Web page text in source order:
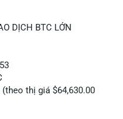
DỊCH BTC LỚN
thị giá $64,630.00